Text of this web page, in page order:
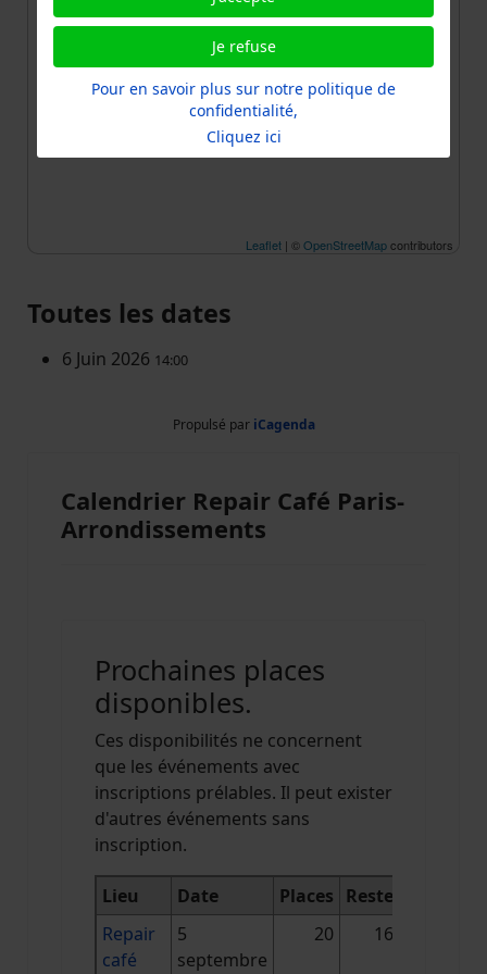
Leaflet | ©OpenStreetMapcontributors
Toutes les dates
6 Juin 2026 14:00
Propulsé par iCagenda
Calendrier Repair Café Paris-
Arrondissements
Prochaines places
disponibles.
Ces disponibilités ne concernent
que les événements avec
inscriptions prélables. Il peut exister
d'autres événements sans
inscription.
Lieu Date Places Reste
Repair
café
5
septembre
20 16
Je refuse
Pour en savoir plus sur notre politique de
confidentialité,
Cliquez ici